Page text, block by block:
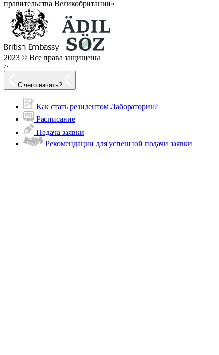
правительства Великобритании»
2023 © Все права защищены
>
С чего начать?
Как стать резидентом Лаборатории?
Расписание
Подача заявки
Рекомендации для успешной подачи заявки